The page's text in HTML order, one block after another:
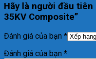
Hãy là người đầu
35KV Composite”
Đánh giá của bạn *
Đánh giá của bạn *